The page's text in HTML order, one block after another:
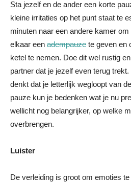
Sta jezelf en de ander een korte
kleine irritaties op het punt staat te
minuten naar een andere kamer
elkaar een adempauze te geven en
ketel te nemen. Doe dit wel rustig
partner dat je jezelf even terug
denkt dat je letterlijk wegloopt van
pauze kun je bedenken wat je nu
wellicht nog belangrijker, op welke
overbrengen.
Luister
De verleiding is groot om emoties